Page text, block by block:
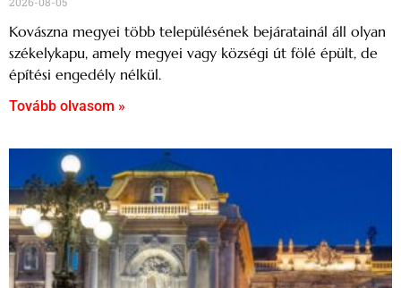
Kovászna megyei több településének bejáratainál áll olyan
székelykapu, amely megyei vagy községi út fölé épült, de
építési engedély nélkül.
Tovább olvasom »